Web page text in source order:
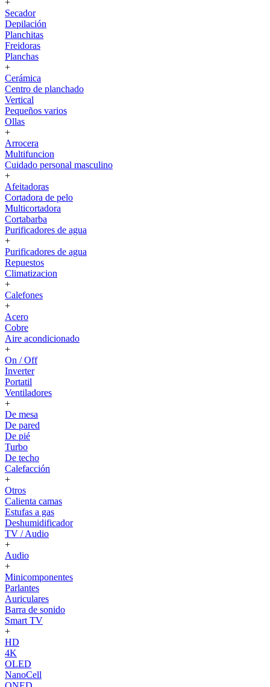
+
Secador
Depilación
Planchitas
Freidoras
Planchas
+
Cerámica
Centro de planchado
Vertical
Pequeños varios
Ollas
+
Arrocera
Multifuncion
Cuidado personal masculino
+
Afeitadoras
Cortadora de pelo
Multicortadora
Cortabarba
Purificadores de agua
+
Purificadores de agua
Repuestos
Climatizacion
+
Calefones
+
Acero
Cobre
Aire acondicionado
+
On / Off
Inverter
Portatil
Ventiladores
+
De mesa
De pared
De pié
Turbo
De techo
Calefacción
+
Otros
Calienta camas
Estufas a gas
Deshumidificador
TV / Audio
+
Audio
+
Minicomponentes
Parlantes
Auriculares
Barra de sonido
Smart TV
+
HD
4K
OLED
NanoCell